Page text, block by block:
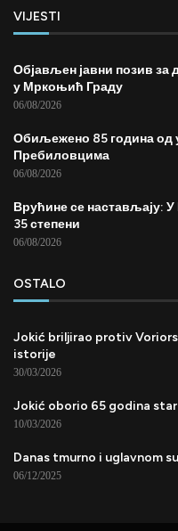
VIJESTI
Објављен јавни позив за
у Мркоњић Граду
06/08/2026
Обиљежено 85 година од
Пребиловцима
06/08/2026
Врућине се настављају:
35 степени
06/08/2026
OSTALO
Jokić briljirao protiv
istorije
30/03/2026
Jokić oborio 65 godina
10/03/2026
Danas tmurno i uglavnom
06/12/2025